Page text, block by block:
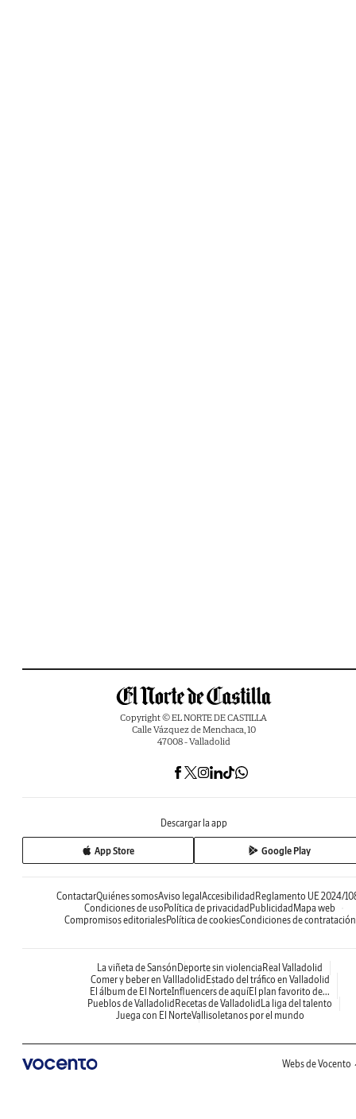
Copyright © EL NORTE DE CASTILLA
Calle Vázquez de Menchaca, 10
47008 - Valladolid
Descargar la app
App Store Google Play
ContactarQuiénes somosAviso legal Accesibilidad Reglamento UE 2024/
Condiciones de uso Política de privacidad Publicidad Mapa web
Compromisos editorialesPolítica de cookiesCondiciones de contratación
La viñeta de Sansón Deporte sin violencia Real Valladolid
Comer y beber en Vallladolid Estado del tráfico en Valladolid
El álbum de El NorteInfluencers de aquíEl plan favorito de...
Pueblos de Valladolid Recetas de Valladolid La liga del talento
Juega con El NorteVallisoletanos por el mundo
Webs de Vocento